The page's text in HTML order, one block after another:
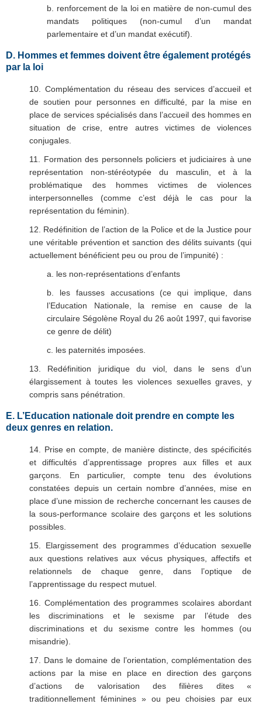
b. renforcement de la loi en matière de non-cumul des
mandats politiques (non-cumul d’un mandat
parlementaire et d’un mandat exécutif).
D. Hommes et femmes doivent être également protégés
par la loi
10. Complémentation du réseau des services d’accueil et
de soutien pour personnes en difficulté, par la mise en
place de services spécialisés dans l’accueil des hommes en
situation de crise, entre autres victimes de violences
conjugales.
11. Formation des personnels policiers et judiciaires à une
représentation non-stéréotypée du masculin, et à la
problématique des hommes victimes de violences
interpersonnelles (comme c’est déjà le cas pour la
représentation du féminin).
12. Redéfinition de l’action de la Police et de la Justice pour
une véritable prévention et sanction des délits suivants (qui
actuellement bénéficient peu ou prou de l’impunité) :
a. les non-représentations d’enfants
b. les fausses accusations (ce qui implique, dans
l’Education Nationale, la remise en cause de la
circulaire Ségolène Royal du 26 août 1997, qui favorise
ce genre de délit)
c. les paternités imposées.
13. Redéfinition juridique du viol, dans le sens d’un
élargissement à toutes les violences sexuelles graves, y
compris sans pénétration.
E. L’Education nationale doit prendre en compte les
deux genres en relation.
14. Prise en compte, de manière distincte, des spécificités
et difficultés d’apprentissage propres aux filles et aux
garçons. En particulier, compte tenu des évolutions
constatées depuis un certain nombre d’années, mise en
place d’une mission de recherche concernant les causes de
la sous-performance scolaire des garçons et les solutions
possibles.
15. Elargissement des programmes d’éducation sexuelle
aux questions relatives aux vécus physiques, affectifs et
relationnels de chaque genre, dans l’optique de
l’apprentissage du respect mutuel.
16. Complémentation des programmes scolaires abordant
les discriminations et le sexisme par l’étude des
discriminations et du sexisme contre les hommes (ou
misandrie).
17. Dans le domaine de l’orientation, complémentation des
actions par la mise en place en direction des garçons
d’actions de valorisation des filières dites «
traditionnellement féminines » ou peu choisies par eux